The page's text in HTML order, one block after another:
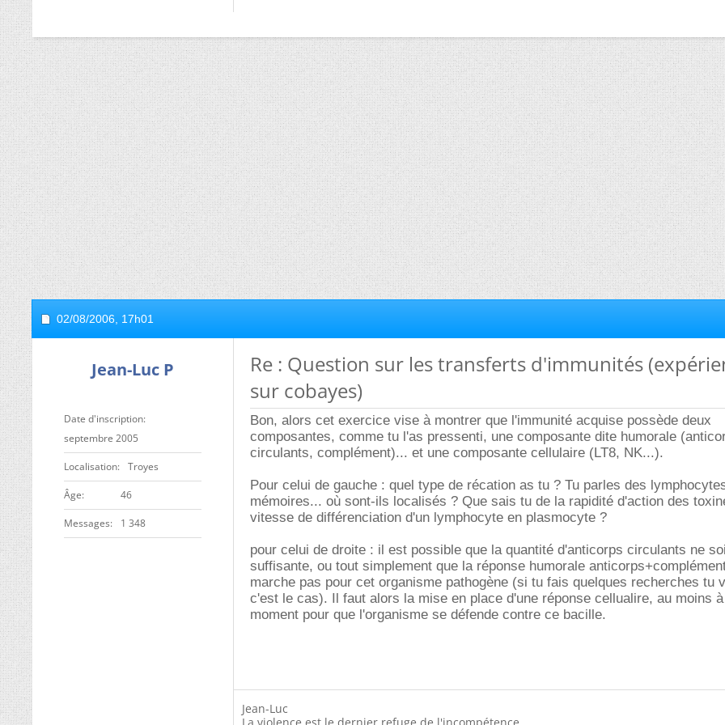
02/08/2006, 17h01
Jean-Luc P
Date d'inscription
septembre 2005
Localisation Troyes
ge 46
Messages 1 348
Re : Question sur les transferts d'immunités
sur cobayes)
Bon, alors cet exercice vise à montrer que l'immunité acquise possède deux
composantes, comme tu l'as pressenti, une composante dite humorale
circulants, complément)... et une composante cellulaire (LT8, NK...).
Pour celui de gauche : quel type de récation as tu ? Tu parles des
mémoires... où sont-ils localisés ? Que sais tu de la rapidité d'action des
vitesse de différenciation d'un lymphocyte en plasmocyte ?
pour celui de droite : il est possible que la quantité d'anticorps circulants ne
suffisante, ou tout simplement que la réponse humorale
marche pas pour cet organisme pathogène (si tu fais quelques recherches tu
c'est le cas). Il faut alors la mise en place d'une réponse cellualire, au moins
moment pour que l'organisme se défende contre ce bacille.
Jean-Luc